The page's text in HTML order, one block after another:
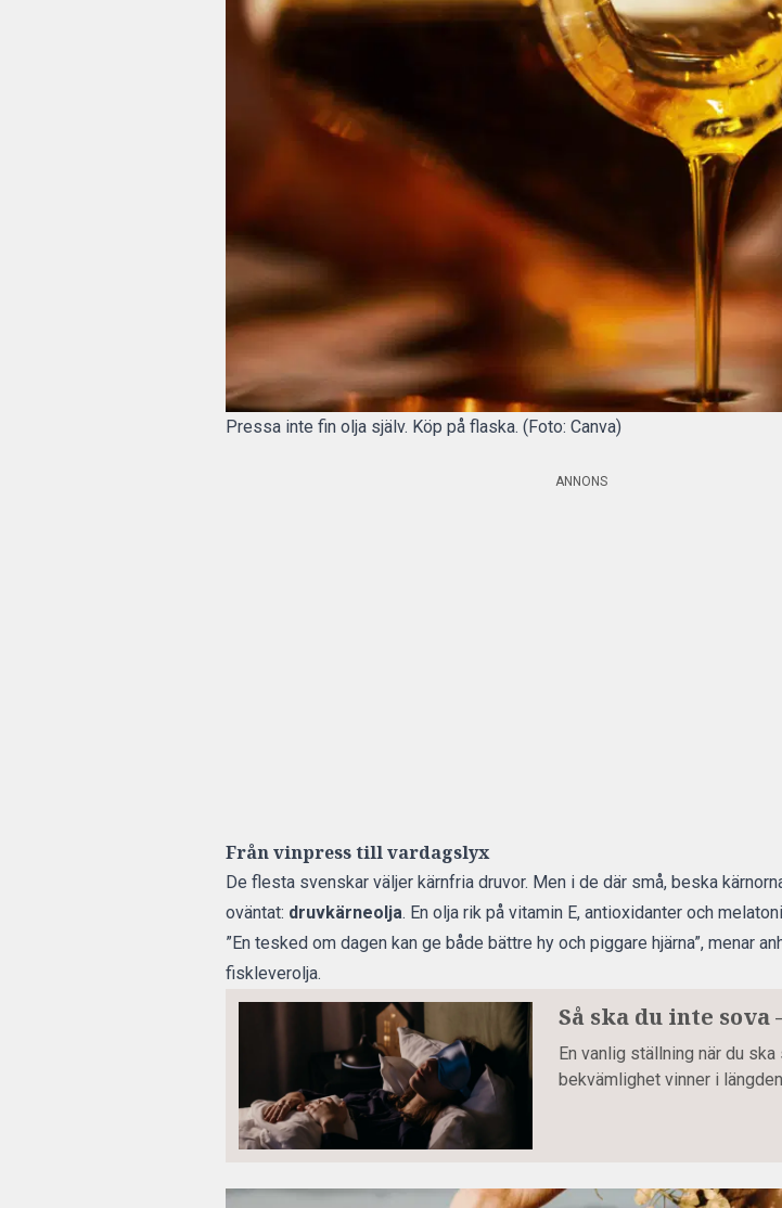
Pressa inte fin olja själv. Köp på flaska. (Foto: Canva)
ANNONS
Från vinpress till vardagslyx
De flesta svenskar väljer kärnfria druvor. Men i de där små, beska
oväntat: druvkärneolja. En olja rik på vitamin E, antioxidanter och
”En tesked om dagen kan ge både bättre hy och piggare hjärna”, menar
fiskleverolja.
Så ska du inte
En vanlig ställning när du
bekvämlighet vinner i